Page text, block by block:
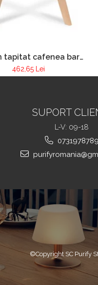
tapitat cafenea bar
PUR 256
462,65 Lei
SUPORT
L-V: 09-18
0731978789
©Copyright SC Purify